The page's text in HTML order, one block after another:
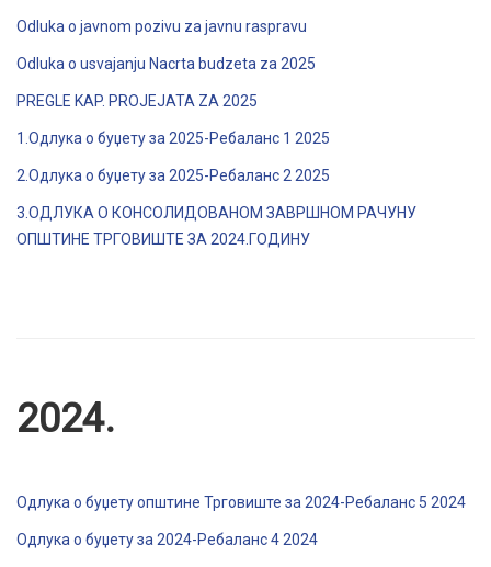
Odluka o javnom pozivu za javnu raspravu
Odluka o usvajanju Nacrta budzeta za 2025
PREGLE KAP. PROJEJATA ZA 2025
1.Одлука о буџету за 2025-Ребаланс 1 2025
2.Одлука о буџету за 2025-Ребаланс 2 2025
3.ОДЛУКА О КОНСОЛИДОВАНОМ ЗАВРШНОМ РАЧУНУ
ОПШТИНЕ ТРГОВИШТЕ ЗА 2024.ГОДИНУ
2024.
Одлука о буџету општине Трговиште за 2024-Ребаланс 5 2024
Одлука о буџету за 2024-Ребаланс 4 2024